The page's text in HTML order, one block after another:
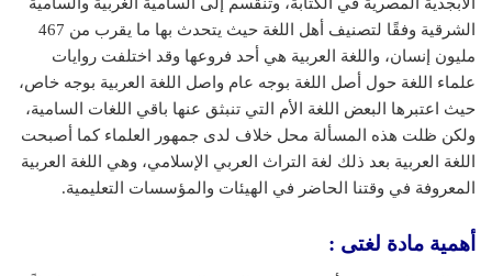
الأبجدية المصرية في الكتابة، وتنقسم إلى السامية الغربية والسامية
الشرقية وفقًا لتصنيف أهل اللغة حيث يتحدث بها ما يقرب من 467
مليون إنسان، واللغة العربية هي أحد فروعها وقد اختلفت روايات
علماء اللغة حول أصل اللغة بوجه عام واصل اللغة العربية بوجه خاص،
حيث اعتبرها البعض اللغة الأم التي تنبثق عنها باقي اللغات السامية،
ولكن ظلت هذه المسألة محل خلاف لدى جمهور العلماء كما أصبحت
اللغة العربية بعد ذلك لغة التراث العربي الإسلامي، وهي اللغة العربية
المعروفة في وقتنا الحاضر في الهيئات والمؤسسات التعليمية.
أهمية مادة لغتى :